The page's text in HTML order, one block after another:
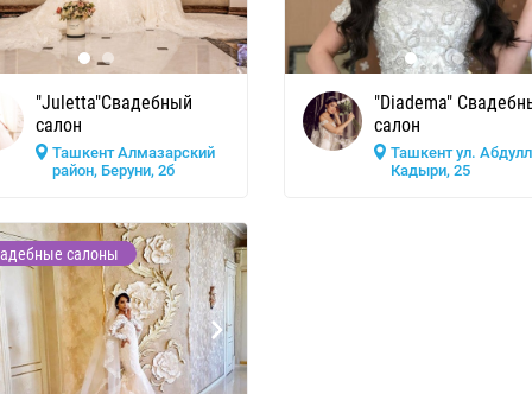
"Juletta"Свадебный
салон
Ташкент Алмазарский
район, Беруни, 2б
"Diadema"
салон
Ташкент ул.
Кадыри, 25
салоны